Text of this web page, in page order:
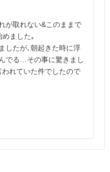
が取れない&このままで
ました｡
したが､朝起きた時に浮
でる…その事に驚きまし
れていた件でしたので